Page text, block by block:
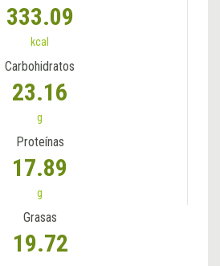
333.09
kcal
Carbohidratos
23.16
g
Proteínas
17.89
g
Grasas
19.72